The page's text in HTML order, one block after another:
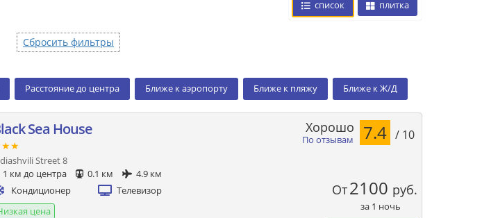
список плитка
Сбросить фильтры
Расстояние до центра Ближе к аэропорту Ближе к пляжу Ближе к Ж/Д
Sea House
Street 8
км до центра
0.1 км
4.9 км
Кондиционер
Телевизор
цена
По отзывам
Хорошо 7.4 / 10
От2100 руб.
за 1 ночь